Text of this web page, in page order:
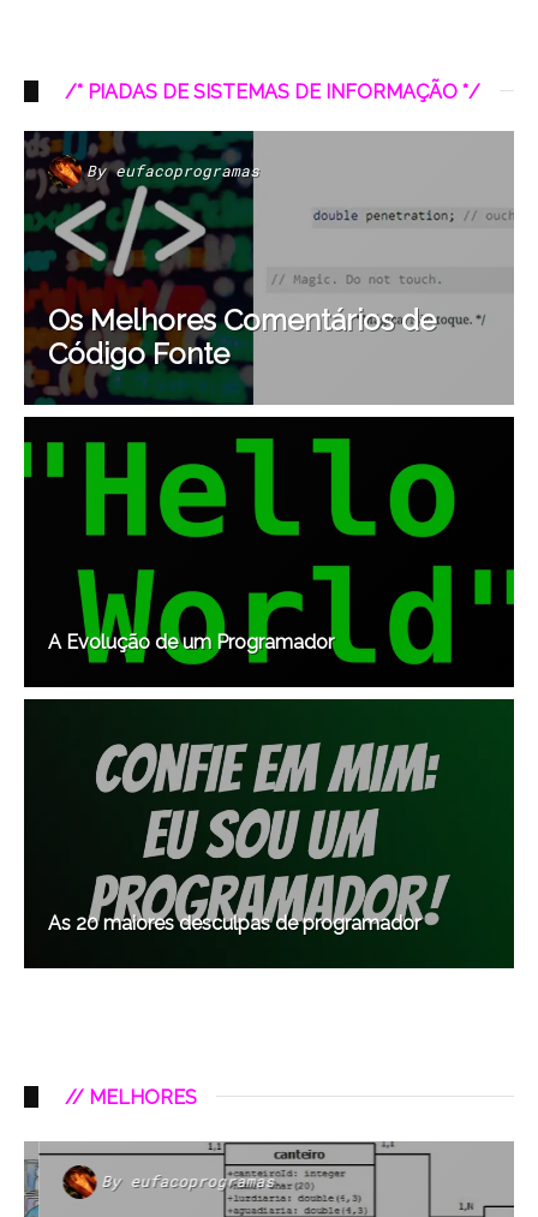
/* PIADAS DE SISTEMAS DE INFORMAÇÃO */
Byeufacoprogramas
Os Melhores Comentários de
Código Fonte
A Evolução de um Programador
As 20 maiores desculpas de programador
// MELHORES
Byeufacoprogramas